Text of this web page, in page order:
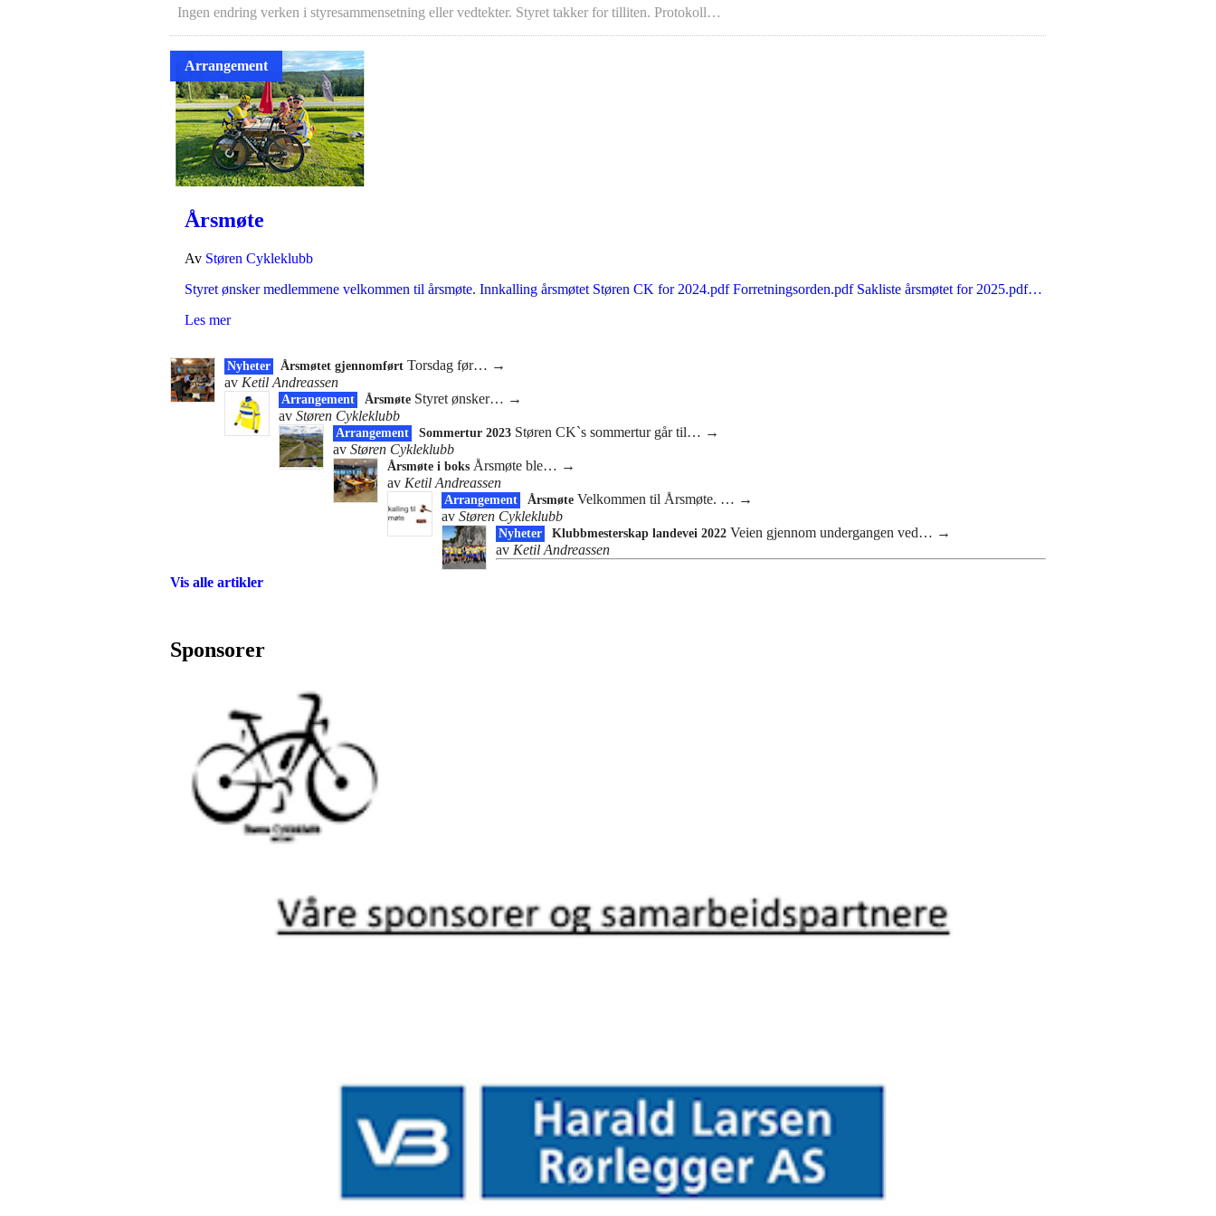
Ingen endring verken i styresammensetning eller vedtekter. Styret takker for tilliten. Protokoll…
Arrangement
Årsmøte
Av Støren Cykleklubb
Styret ønsker medlemmene velkommen til årsmøte. Innkalling årsmøtet Støren CK for 2024.pdf Forretningsorden.pdf Sakliste årsmøtet for 2025.pdf…
Les mer
Nyheter Årsmøtet gjennomført Torsdag før… →
av Ketil Andreassen
Arrangement Årsmøte Styret ønsker… →
av Støren Cykleklubb
Arrangement Sommertur 2023 Støren CK`s sommertur går til… →
av Støren Cykleklubb
Årsmøte i boks Årsmøte ble… →
av Ketil Andreassen
Arrangement Årsmøte Velkommen til Årsmøte. … →
av Støren Cykleklubb
Nyheter Klubbmesterskap landevei 2022 Veien gjennom undergangen ved… →
av Ketil Andreassen
Vis alle artikler
Sponsorer